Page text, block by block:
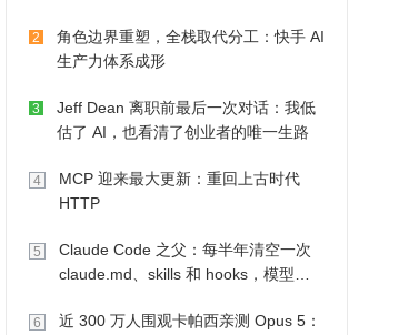
2
角色边界重塑，全栈取代分工：快手 AI
生产力体系成形
3
Jeff Dean 离职前最后一次对话：我低
估了 AI，也看清了创业者的唯一生路
4
MCP 迎来最大更新：重回上古时代
HTTP
5
Claude Code 之父：每半年清空一次
claude.md、skills 和 hooks，模型自
6
近 300 万人围观卡帕西亲测 Opus 5：